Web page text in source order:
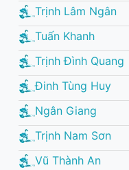
Trịnh Lâm Ngân
Tuấn Khanh
Trịnh Đình Quang
Đinh Tùng Huy
Ngân Giang
Trịnh Nam Sơn
Vũ Thành An